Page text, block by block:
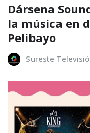
Dársena
la música en
Pelibayo
Sureste